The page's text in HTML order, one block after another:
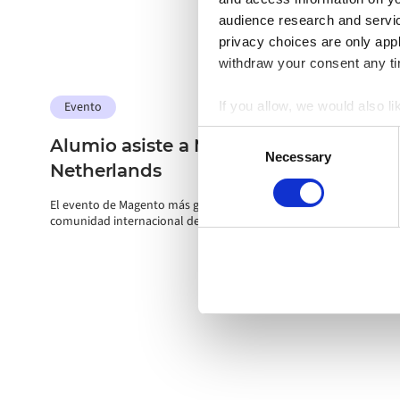
audience research and
privacy choices are only
withdraw your consent any
If you allow, we would also
Collect information
Identify your device
Find out more about how
the use of cookies
website, however. We also
Consent
Necessary
Evento
Alumio asiste a Meet Magento
Netherlands
El evento de Magento más grande del país que reúne a la
comunidad internacional de Magento y Adobe Commerce.